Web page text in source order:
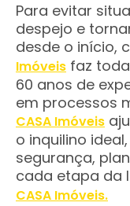
Para evitar
despejo e
desde o início,
Imóveis faz
60 anos de
em processos
CASA Imóveis
o inquilino
segurança,
cada etapa da
CASA Imóveis.